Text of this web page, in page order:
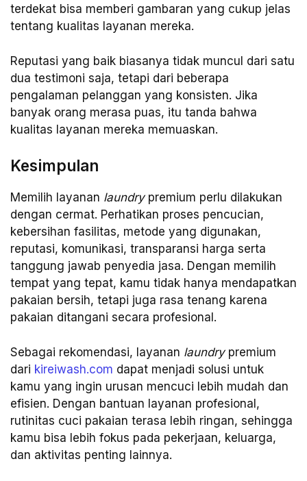
terdekat bisa memberi gambaran yang cukup jelas
tentang kualitas layanan mereka.
Reputasi yang baik biasanya tidak muncul dari satu
dua testimoni saja, tetapi dari beberapa
pengalaman pelanggan yang konsisten. Jika
banyak orang merasa puas, itu tanda bahwa
kualitas layanan mereka memuaskan.
Kesimpulan
Memilih layanan laundrypremium perlu dilakukan
dengan cermat. Perhatikan proses pencucian,
kebersihan fasilitas, metode yang digunakan,
reputasi, komunikasi, transparansi harga serta
tanggung jawab penyedia jasa. Dengan memilih
tempat yang tepat, kamu tidak hanya mendapatkan
pakaian bersih, tetapi juga rasa tenang karena
pakaian ditangani secara profesional.
Sebagai rekomendasi, layanan laundrypremium
dari kireiwash.com dapat menjadi solusi untuk
kamu yang ingin urusan mencuci lebih mudah dan
efisien. Dengan bantuan layanan profesional,
rutinitas cuci pakaian terasa lebih ringan, sehingga
kamu bisa lebih fokus pada pekerjaan, keluarga,
dan aktivitas penting lainnya.